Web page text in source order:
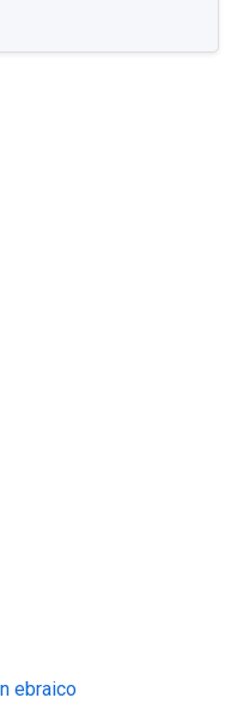
ebraico